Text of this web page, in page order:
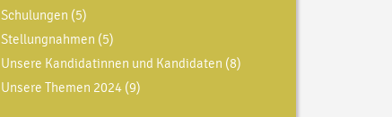
Schulungen (5)
Stellungnahmen (5)
Unsere Kandidatinnen und Kandidaten (8)
Unsere Themen 2024 (9)